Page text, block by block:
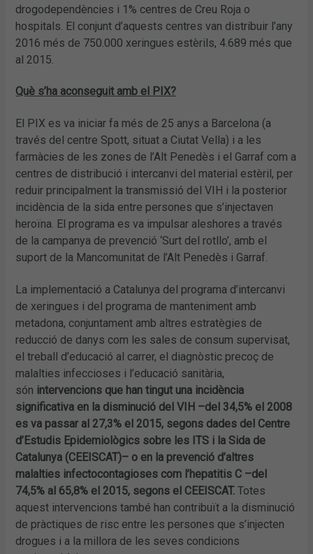
drogodependències i 1% centres de Creu Roja o
hospitals. El conjunt d’aquests centres van distribuir l’any
2016 més de 750.000 xeringues estèrils, 4.689 més que
al 2015.
Què s’ha aconseguit amb el PIX?
El PIX es va iniciar fa més de 25 anys a Barcelona (a
través del centre Spott, situat a Ciutat Vella) i a les
farmàcies de les zones de l’Alt Penedès i el Garraf com a
centres de distribució i intercanvi del material estèril, per
reduir principalment la transmissió del VIH i la posterior
incidència de la sida entre persones que s’injectaven
heroïna. El programa es va impulsar aleshores a través
de la campanya de prevenció ‘Surt del rotllo’, amb el
suport de la Mancomunitat de l’Alt Penedès i Garraf.
La implementació a Catalunya del programa d’intercanvi
de xeringues i del programa de manteniment amb
metadona, conjuntament amb altres estratègies de
reducció de danys com les sales de consum supervisat,
el treball d’educació al carrer, el diagnòstic precoç de
malalties infeccioses i l’educació sanitària,
són intervencions que han tingut una incidència
significativa en la disminució del VIH –del 34,5% el 2008
es va passar al 27,3% el 2015, segons dades del Centre
d’Estudis Epidemiològics sobre les ITS i la Sida de
Catalunya (CEEISCAT)– o en la prevenció d’altres
malalties infectocontagioses com l’hepatitis C –del
74,5% al 65,8% el 2015, segons el CEEISCAT. Totes
aquest intervencions també han contribuït a la disminució
de pràctiques de risc entre les persones que s’injecten
drogues i a la millora de les seves condicions